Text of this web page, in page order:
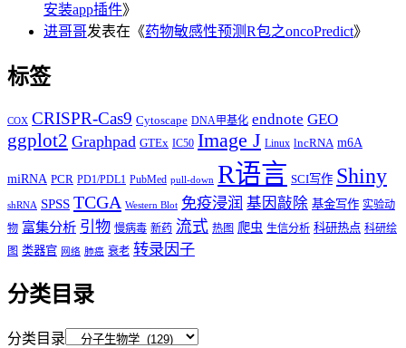
安装app插件》
进哥哥发表在《药物敏感性预测R包之oncoPredict》
标签
COX CRISPR-Cas9 Cytoscape DNA甲基化 endnote GEO
ggplot2 Graphpad GTEx IC50 Image J Linux lncRNA m6A
miRNA PCR PD1/PDL1 PubMed pull-down R语言 SCI写作 Shiny
shRNA SPSS TCGA Western Blot 免疫浸润 基因敲除 基金写作 实验动
物 富集分析 引物 慢病毒 新药 流式 热图 爬虫 生信分析 科研热点 科研绘
图 类器官 网络 肺癌 衰老 转录因子
分类目录
分类目录